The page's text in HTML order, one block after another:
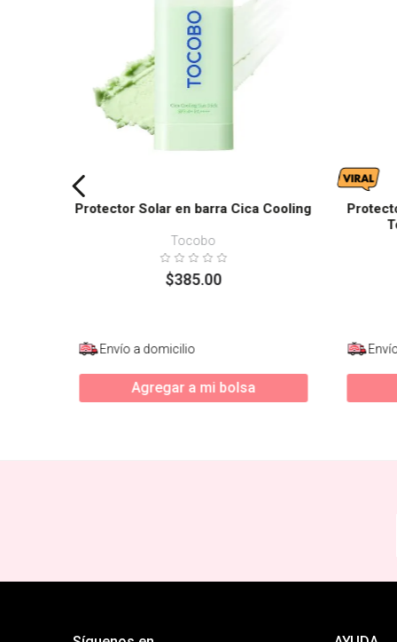
Protector Solar en barra Cica Cooling
Tocobo
$385.00
Envío a domicilio
Agregar a mi bolsa